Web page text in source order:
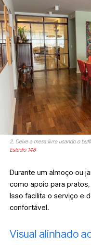
2. Deixe a mesa livre usando o
Estudio 148
Durante um almoço ou
como apoio para
Isso facilita o serviço e
confortável.
Visual alinhado